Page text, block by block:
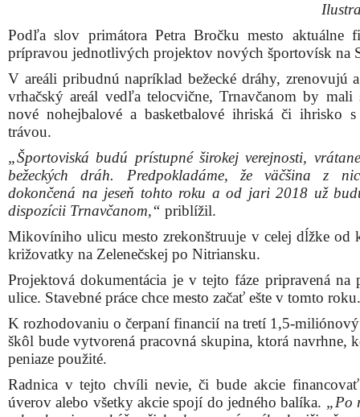
Podľa slov primátora Petra Bročku mesto aktuálne
prípravou jednotlivých projektov nových športovísk na
V areáli pribudnú napríklad bežecké dráhy, zrenovujú
vrhačský areál vedľa telocvične, Trnavčanom by
nové nohejbalové a basketbalové ihriská či ihrisko
trávou.
„Športoviská budú prístupné širokej verejnosti,
bežeckých dráh. Predpokladáme, že väčšina z
dokončená na jeseň tohto roku a od jari 2018 už
dispozícii Trnavčanom,“ priblížil.
Mikovíniho ulicu mesto zrekonštruuje v celej dĺžke od
križovatky na Zelenečskej po Nitriansku.
Projektová dokumentácia je v tejto fáze pripravená na
ulice. Stavebné práce chce mesto začať ešte v tomto roku.
K rozhodovaniu o čerpaní financií na tretí 1,5-
škôl bude vytvorená pracovná skupina, ktorá navrhne,
peniaze použité.
Radnica v tejto chvíli nevie, či bude akcie
úverov alebo všetky akcie spojí do jedného balíka. „Po